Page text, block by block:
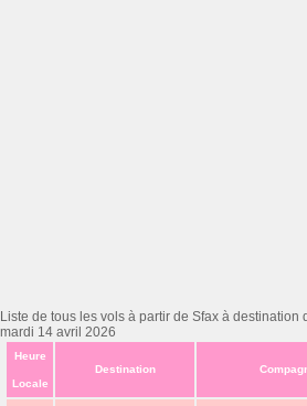
Liste de tous les vols à partir de Sfax à destination
mardi 14 avril 2026
Heure
Locale
Destination